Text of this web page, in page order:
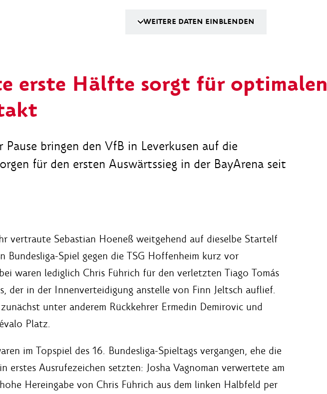
WEITERE DATEN EINBLENDEN
erste Hälfte sorgt für optimalen
bringen den VfB in Leverkusen auf die
für den ersten Auswärtssieg in der BayArena seit
vertraute Sebastian Hoeneß weitgehend auf dieselbe Startelf
Bundesliga-Spiel gegen die TSG Hoffenheim kurz vor
waren lediglich Chris Führich für den verletzten Tiago Tomás
der in der Innenverteidigung anstelle von Finn Jeltsch auflief.
unter anderem Rückkehrer Ermedin Demirovic und
Platz.
im Topspiel des 16. Bundesliga-Spieltags vergangen, ehe die
erstes Ausrufezeichen setzten: Josha Vagnoman verwertete am
Hereingabe von Chris Führich aus dem linken Halbfeld per